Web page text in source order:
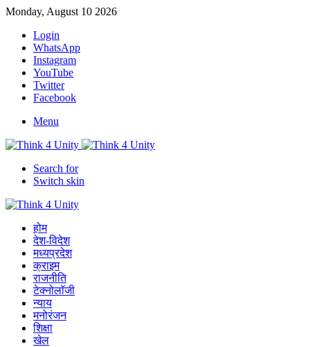
Monday, August 10 2026
Login
WhatsApp
Instagram
YouTube
Twitter
Facebook
Menu
Search for
Switch skin
होम
देश-विदेश
मध्यप्रदेश
क्राइम
राजनीति
टेक्नोलॉजी
न्याय
मनोरंजन
शिक्षा
खेल